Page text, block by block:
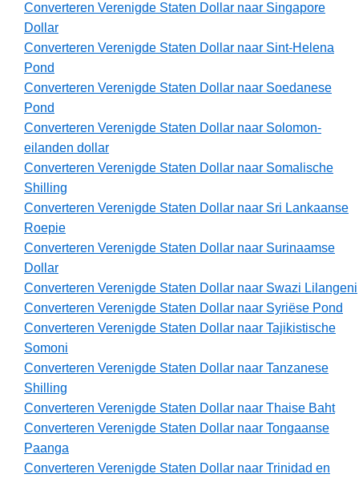
Converteren Verenigde Staten Dollar naar Singapore
Dollar
Converteren Verenigde Staten Dollar naar Sint-Helena
Pond
Converteren Verenigde Staten Dollar naar Soedanese
Pond
Converteren Verenigde Staten Dollar naar Solomon-
eilanden dollar
Converteren Verenigde Staten Dollar naar Somalische
Shilling
Converteren Verenigde Staten Dollar naar Sri Lankaanse
Roepie
Converteren Verenigde Staten Dollar naar Surinaamse
Dollar
Converteren Verenigde Staten Dollar naar Swazi Lilangeni
Converteren Verenigde Staten Dollar naar Syriëse Pond
Converteren Verenigde Staten Dollar naar Tajikistische
Somoni
Converteren Verenigde Staten Dollar naar Tanzanese
Shilling
Converteren Verenigde Staten Dollar naar Thaise Baht
Converteren Verenigde Staten Dollar naar Tongaanse
Paanga
Converteren Verenigde Staten Dollar naar Trinidad en